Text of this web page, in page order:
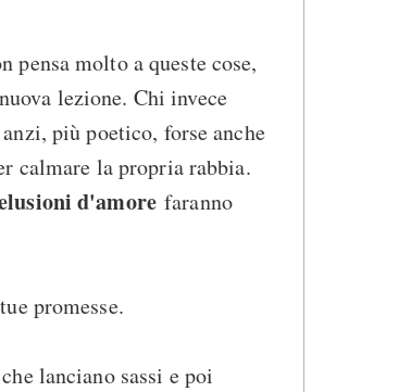
molto a queste cose,
lezione. Chi invece
più poetico, forse anche
calmare la propria rabbia.
d'amorefaranno
promesse.
lanciano sassi e poi